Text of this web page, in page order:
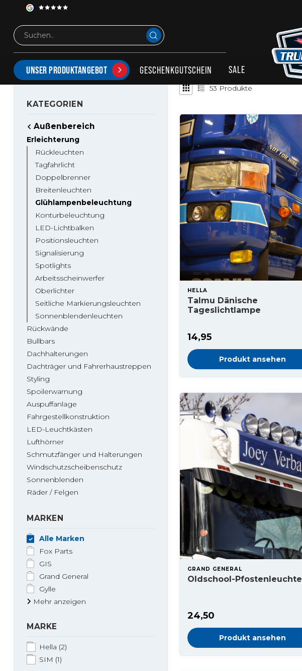
UNSER PRODUKTANGEBOT GESCHENKGUTSCHEIN SALE
GLÜHLAMPENBELEUCHTUNG
KATEGORIEN
Außenbereich
Erleichterung
Rückleuchten
Tagfahrlicht
Doppelbrenner
Breitenleuchten
Glühlampenbeleuchtung
Konturbeleuchtung
LED-Lichtbalken
Positionsleuchten
Signalisierung
Spotlights
Arbeitsscheinwerfer
Oberlichter
Seitliche Markierungsleuchten
Sonnenblendenleuchten
Rückwände
Bullbars
Dachhalterungen
Dachträger und Fahrerhaustreppen
Styling
Spoilerwarnung
Auspuffanlage
Fahrgestellkonstruktion
LED-Leuchtkästen
Lufthörner
Schmutzfänger und Halterungen
Windschutzscheibenschutz
Sonnenblenden
Räder / Felgen
MARKEN
Alle Marken
Fox Parts
GIS
Grand General
Gylle
Mehr anzeigen
MARKE
Hella (2)
SIM (1)
53 Produkte
HELLA
Talmu Dänische
Tageslichtlampe
14,95
Produkt ansehen
GRAND GENERAL
Oldschool-Pfostenleuchte
24,50
Produkt ansehen